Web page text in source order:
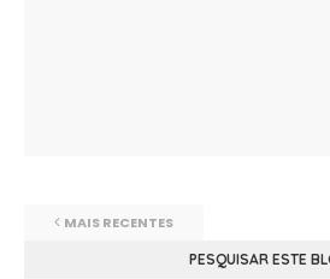
MAIS RECENTES
PESQUISAR ESTE